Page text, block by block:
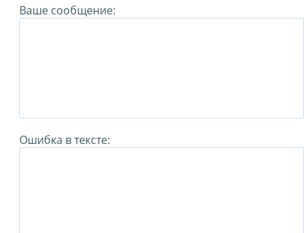
Ваше сообщение:
Ошибка в тексте: